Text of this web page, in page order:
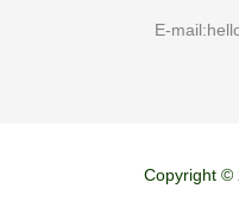
E-mail:
Copyright ©